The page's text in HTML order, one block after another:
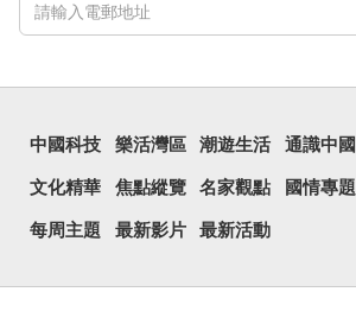
中國科技 樂活灣區 潮遊生活 通識中國
文化精華 焦點縱覽 名家觀點 國情專題
每周主題 最新影片 最新活動